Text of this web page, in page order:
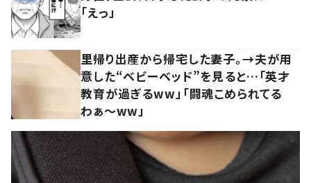
「えっ」
里帰り出産から帰宅した妻子。→夫が用
意した“ベビーベッド”を見ると…「英才
教育が過ぎるww」「闘魂こめられてる
わぁ～ww」